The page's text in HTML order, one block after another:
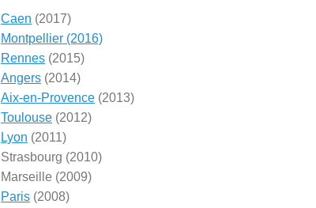
Caen (2017)
Montpellier (2016)
Rennes (2015)
Angers (2014)
Aix-en-Provence (2013)
Toulouse (2012)
Lyon (2011)
Strasbourg (2010)
Marseille (2009)
Paris (2008)